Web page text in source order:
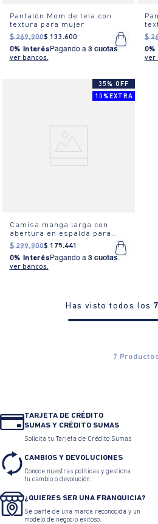
Pantalón Mom de tela con
textura para mujer
$ 269.900$ 133 .600
0% Interés Pagando a 3 cuotas.
ver bancos.
$
0%
ver
35% OFF
10%EXTRA
Camisa manga larga con
abertura en espalda para
mujer
$ 299.900$ 175.441
0% Interés Pagando a 3 cuotas.
ver bancos.
Has visto todos los 7
7
TARJETA DE CRÉDITO
SUMAS Y CRÉDITO SUMAS
Solicita tu Tarjeta de Crédito Sumas
CAMBIOS Y DEVOLUCIONES
Conoce nuestras políticas y gestiona
tu cambio o devolución.
¿QUIERES SER UNA FRANQUICIA?
Sé parte de una marca reconocida y un
modelo de negocio exitoso.